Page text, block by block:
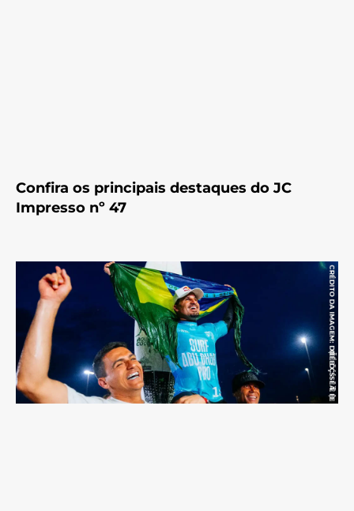
Confira os principais destaques do JC
Impresso nº 47